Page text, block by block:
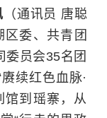
（通讯员 唐聪
委、共青团
委员会35名团
续红色血脉·
馆到瑶寨，从